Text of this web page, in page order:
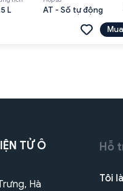
L AT - Số tự động
TỬ Ô
Hà
Hỗ
Tôi